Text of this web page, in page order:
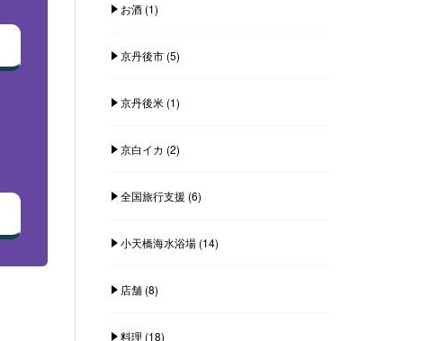
お酒(1)
京丹後市(5)
京丹後米(1)
京白イカ (2)
全国旅行支援 (6)
小天橋海水浴場(14)
店舗(8)
料理 (18)